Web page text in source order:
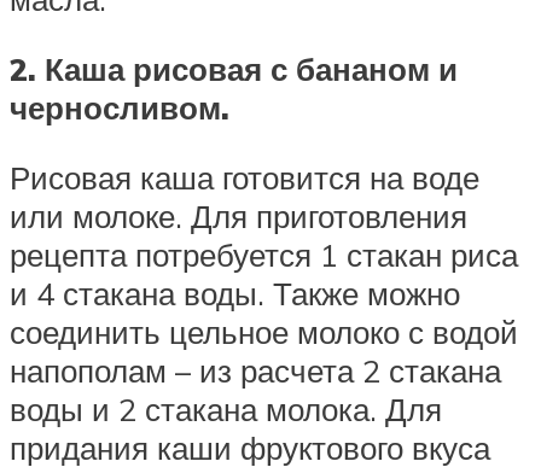
2. Каша рисовая с бананом и
черносливом.
Рисовая каша готовится на воде
или молоке. Для приготовления
рецепта потребуется 1 стакан риса
и 4 стакана воды. Также можно
соединить цельное молоко с водой
напополам – из расчета 2 стакана
воды и 2 стакана молока. Для
придания каши фруктового вкуса